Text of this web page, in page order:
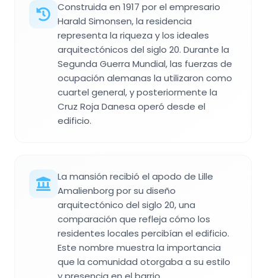
Construida en 1917 por el empresario
Harald Simonsen, la residencia
representa la riqueza y los ideales
arquitectónicos del siglo 20. Durante la
Segunda Guerra Mundial, las fuerzas de
ocupación alemanas la utilizaron como
cuartel general, y posteriormente la
Cruz Roja Danesa operó desde el
edificio.
La mansión recibió el apodo de Lille
Amalienborg por su diseño
arquitectónico del siglo 20, una
comparación que refleja cómo los
residentes locales percibían el edificio.
Este nombre muestra la importancia
que la comunidad otorgaba a su estilo